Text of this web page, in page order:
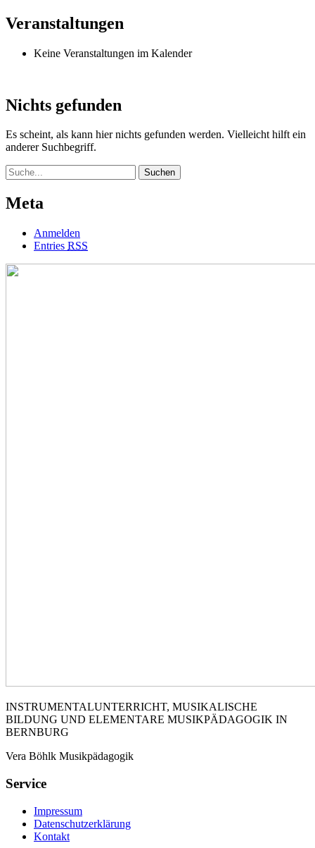
Veranstaltungen
Keine Veranstaltungen im Kalender
Nichts gefunden
Es scheint, als kann hier nichts gefunden werden. Vielleicht hilft ein
anderer Suchbegriff.
Suche
Meta
Anmelden
Entries RSS
INSTRUMENTALUNTERRICHT, MUSIKALISCHE
BILDUNG UND ELEMENTARE MUSIKPÄDAGOGIK IN
BERNBURG
Vera Böhlk Musikpädagogik
Service
Impressum
Datenschutzerklärung
Kontakt